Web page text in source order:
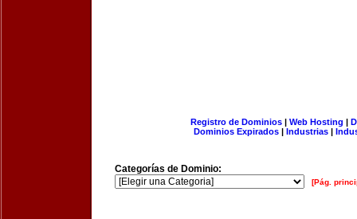
Registro de Dominios| Web Hosting |
Dominios Expirados | Industrias |
Categorías de Dominio:
[Pág.